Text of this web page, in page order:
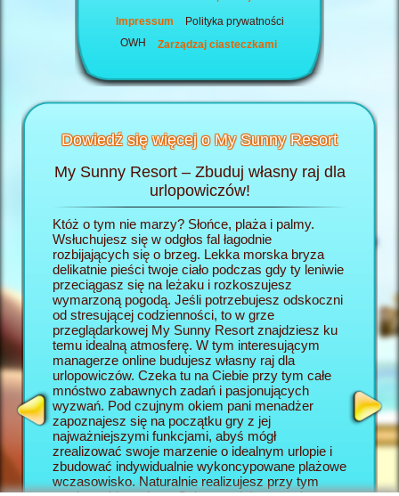
Impressum
Polityka prywatności
OWH
Zarządzaj ciasteczkami
Dowiedź się więcej o My Sunny Resort
My Sunny Resort – Zbuduj własny raj dla
urlopowiczów!
Któż o tym nie marzy? Słońce, plaża i palmy.
Wsłuchujesz się w odgłos fal łagodnie
rozbijających się o brzeg. Lekka morska bryza
delikatnie pieści twoje ciało podczas gdy ty leniwie
przeciągasz się na leżaku i rozkoszujesz
wymarzoną pogodą. Jeśli potrzebujesz odskoczni
od stresującej codzienności, to w grze
przeglądarkowej My Sunny Resort znajdziesz ku
temu idealną atmosferę. W tym interesującym
managerze online budujesz własny raj dla
urlopowiczów. Czeka tu na Ciebie przy tym całe
mnóstwo zabawnych zadań i pasjonujących
wyzwań. Pod czujnym okiem pani menadżer
zapoznajesz się na początku gry z jej
najważniejszymi funkcjami, abyś mógł
zrealizować swoje marzenie o idealnym urlopie i
zbudować indywidualnie wykoncypowane plażowe
wczasowisko. Naturalnie realizujesz przy tym
się w
My
dla
okazję
która w
online.